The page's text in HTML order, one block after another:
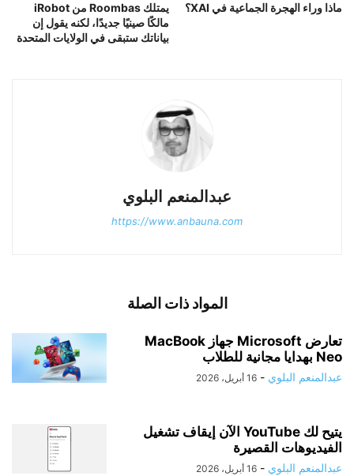
يمتلك Roombas من iRobot
مالكًا صينيًا جديدًا، لكنه يقول إن
بياناتك ستبقى في الولايات المتحدة
ماذا وراء الهجرة الجماعية في XAI؟
عبدالمنعم البلوي
https://www.anbauna.com
المواد ذات الصلة
تعارض Microsoft جهاز MacBook
Neo بهدايا مجانية للطلاب
عبدالمنعم البلوي - 16 أبريل، 2026
يتيح لك YouTube الآن إيقاف تشغيل
الفيديوهات القصيرة
عبدالمنعم البلوي - 16 أبريل، 2026